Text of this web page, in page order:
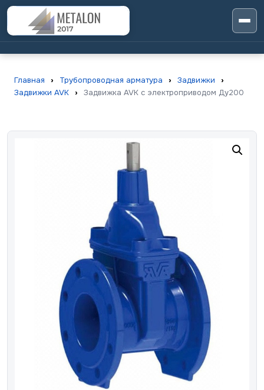
Главная › Трубопроводная арматура › Задвижки
›
Задвижки AVK › Задвижка AVK с электроприводом Ду200